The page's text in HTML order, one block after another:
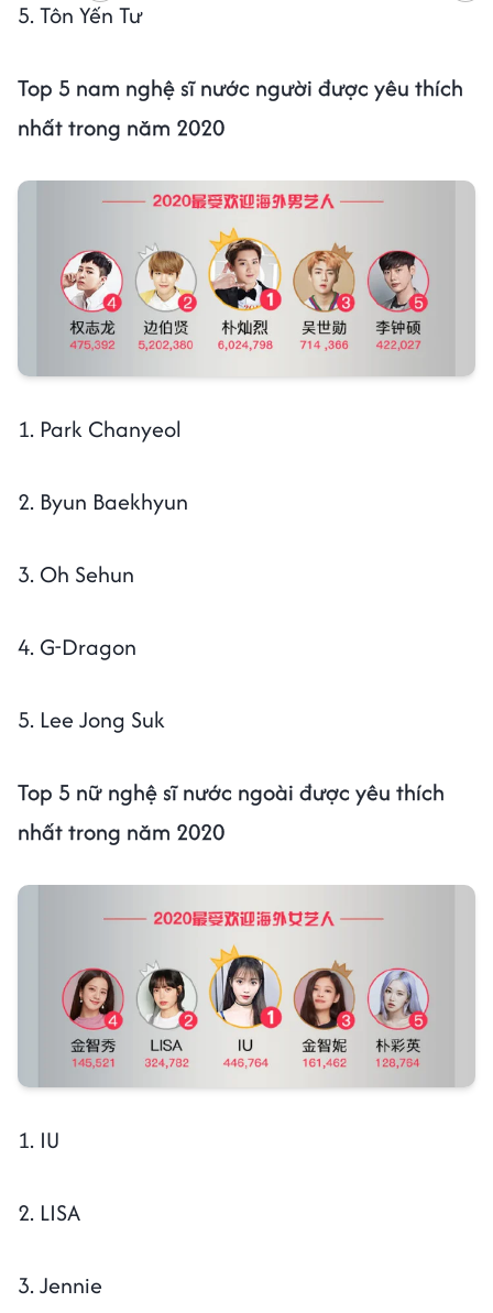
5. Tôn Yến Tư
Top 5 nam nghệ sĩ nước người được yêu thích
nhất trong năm 2020
1. Park Chanyeol
2. Byun Baekhyun
3. Oh Sehun
4. G-Dragon
5. Lee Jong Suk
Top 5 nữ nghệ sĩ nước ngoài được yêu thích
nhất trong năm 2020
1. IU
2. LISA
3. Jennie